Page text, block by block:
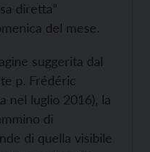
diretta”
del mese.
suggerita dal
p. Frédéric
nel luglio 2016), la
di
di quella visibile